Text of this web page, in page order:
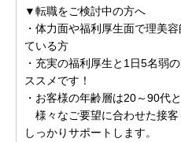
▼転職をご検討中の方へ
・体力面や福利厚生面で理美
ている方
・充実の福利厚生と1日5名弱
ススメです！
・お客様の年齢層は20～90代
様々なご要望に合わせた接
しっかりサポートします。